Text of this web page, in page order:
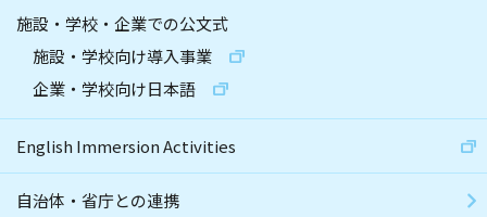
施設・学校・企業での公文式
施設・学校向け導入事業
企業・学校向け日本語
English Immersion Activities
自治体・省庁との連携